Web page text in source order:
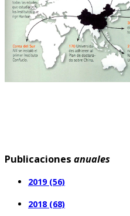
Publicaciones anuales
2019 (56)
2018 (68)